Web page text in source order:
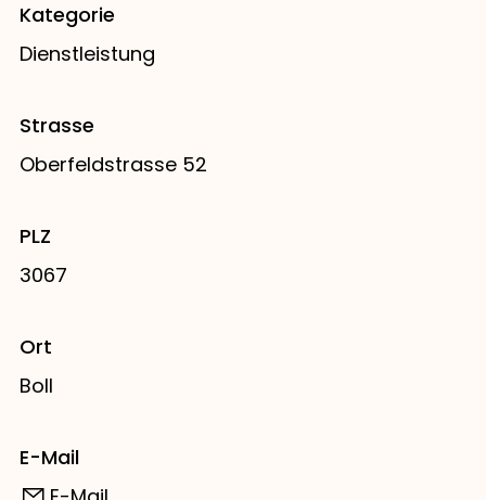
Kategorie
Dienstleistung
Strasse
Oberfeldstrasse 52
PLZ
3067
Ort
Boll
E-Mail